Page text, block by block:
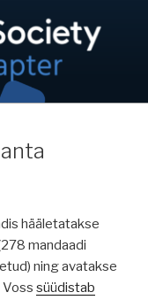
EE
hääletatakse
mandaadi
ning avatakse
süüdistab